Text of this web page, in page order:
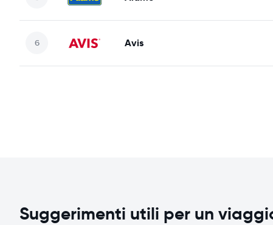
Avis
Suggerimenti utili per un